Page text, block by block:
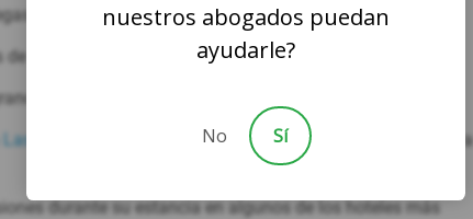
y en todo Nevada.
hoteles casino a lo largo de los años.
empresas, como propietarios de casinos.
Vegas
han recuperado miles de millones de dólares para
durante su estancia en algunos de los hoteles más
nuestros abogados puedan
ayudarle?
No Sí